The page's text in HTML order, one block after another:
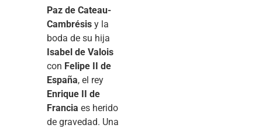
Paz de Cateau-
Cambrésis y la
boda de su hija
Isabel de Valois
con Felipe II de
España, el rey
Enrique II de
Francia es herido
de gravedad. Una